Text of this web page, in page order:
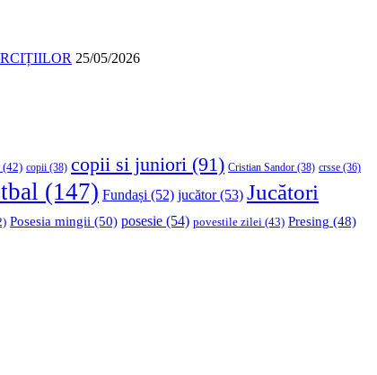
25/05/2026
(42) copii (38) copii si juniori (91) Cristian Sandor (38) crsse (36)
(147) Fundași (52) jucător(53) Jucători
Posesia mingii (50) posesie (54) povestile zilei (43) Presing (48)